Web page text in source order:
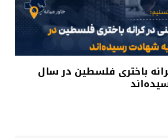
باختری فلسطین در سال